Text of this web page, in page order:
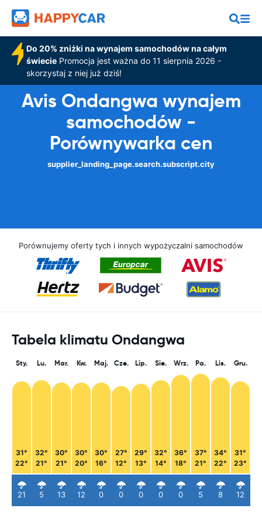
Do 20% zniżki na wynajem samochodów na całym
świeciePromocja jest ważna do 11 sierpnia 2026 -
skorzystaj z niej już dziś!
Avis Ondangwa wynajem
samochodów -
Porównywarka cen
supplier_landing_page.search.subscript.city
Porównujemy oferty tych i innych wypożyczalni samochodów
Tabela klimatu Ondangwa
Sty.
31°
22°
21
Lu.
32°
21°
5
Mar.
30°
21°
13
Kw.
30°
20°
12
Maj.
30°
16°
0
Cze.
27°
12°
0
Lip.
29°
13°
0
Sie.
32°
14°
0
Wrz.
36°
18°
0
Pa.
37°
21°
5
Lis.
34°
22°
8
Gru.
31°
23°
12